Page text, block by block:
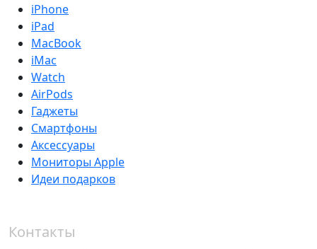
iPhone
iPad
MacBook
iMac
Watch
AirPods
Гаджеты
Смартфоны
Аксессуары
Мониторы Apple
Идеи подарков
Контакты